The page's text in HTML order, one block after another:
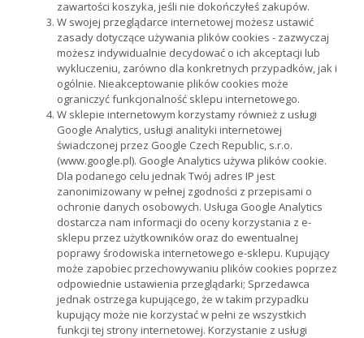
zawartości koszyka, jeśli nie dokończyłeś zakupów.
W swojej przeglądarce internetowej możesz ustawić
zasady dotyczące używania plików cookies - zazwyczaj
możesz indywidualnie decydować o ich akceptacji lub
wykluczeniu, zarówno dla konkretnych przypadków, jak i
ogólnie. Nieakceptowanie plików cookies może
ograniczyć funkcjonalność sklepu internetowego.
W sklepie internetowym korzystamy również z usługi
Google Analytics, usługi analityki internetowej
świadczonej przez Google Czech Republic, s.r.o.
(www.google.pl). Google Analytics używa plików cookie.
Dla podanego celu jednak Twój adres IP jest
zanonimizowany w pełnej zgodności z przepisami o
ochronie danych osobowych. Usługa Google Analytics
dostarcza nam informacji do oceny korzystania z e-
sklepu przez użytkowników oraz do ewentualnej
poprawy środowiska internetowego e-sklepu. Kupujący
może zapobiec przechowywaniu plików cookies poprzez
odpowiednie ustawienia przeglądarki; Sprzedawca
jednak ostrzega kupującego, że w takim przypadku
kupujący może nie korzystać w pełni ze wszystkich
funkcji tej strony internetowej. Korzystanie z usługi